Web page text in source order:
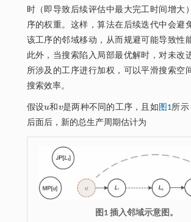
时（即导致后续评估中最大完工时间增大
序的权重。这样，算法在后续迭代中会避
该工序的邻域移动，从而规避可能导致性
此外，当搜索陷入局部最优解时，对未改
所涉及的工序进行加权，可以平滑搜索空
搜索效率。
假设u
u和v
v是两种不同的工序，且如 图1所示
后面后，新的总生产周期估计为
图1 插入邻域示意图。